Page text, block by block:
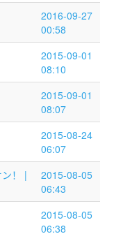
2016-09-27
00:58
2015-09-01
08:10
2015-09-01
08:07
2015-08-24
06:07
！ |
2015-08-05
06:43
2015-08-05
06:38